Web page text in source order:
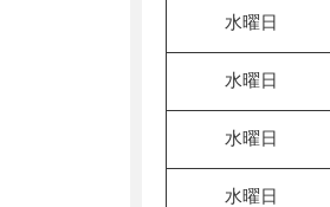
水曜日
水曜日
水曜日
水曜日